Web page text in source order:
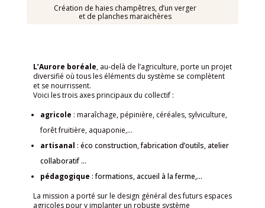
Création de haies champêtres, d’un verger
et de planches maraichères
L’Aurore boréale, au-delà de l’agriculture, porte un projet
diversifié où tous les éléments du système se complètent
et se nourrissent.
Voici les trois axes principaux du collectif :
agricole : maraîchage, pépinière, céréales, sylviculture,
forêt fruitière, aquaponie,…
artisanal : éco construction, fabrication d’outils, atelier
collaboratif …
pédagogique : formations, accueil à la ferme,…
La mission a porté sur le design général des futurs espaces
agricoles pour y implanter un robuste système